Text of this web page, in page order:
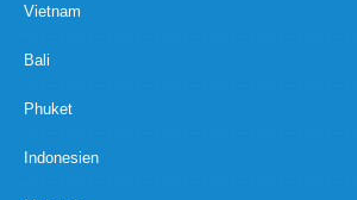
Vietnam
Bali
Phuket
Indonesien